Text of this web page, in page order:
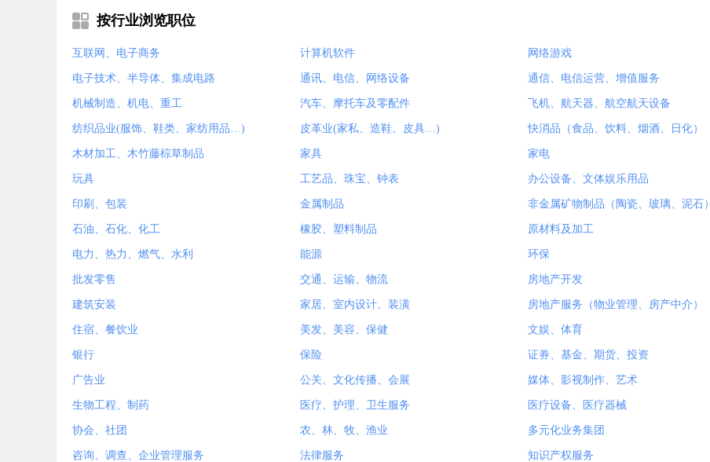
按行业浏览职位
互联网、电子商务 计算机软件 网络游戏
电子技术、半导体、集成电路 通讯、电信、网络设备 通信、电信运营、增值服务
机械制造、机电、重工 汽车、摩托车及零配件 飞机、航天器、航空航天设备
纺织品业(服饰、鞋类、家纺用品…) 皮革业(家私、造鞋、皮具…) 快消品（食品、饮料、烟酒、日化）
木材加工、木竹藤棕草制品 家具 家电
玩具 工艺品、珠宝、钟表 办公设备、文体娱乐用品
印刷、包装 金属制品 非金属矿物制品（陶瓷、玻璃、泥石）
石油、石化、化工 橡胶、塑料制品 原材料及加工
电力、热力、燃气、水利 能源 环保
批发零售 交通、运输、物流 房地产开发
建筑安装 家居、室内设计、装潢 房地产服务（物业管理、房产中介）
住宿、餐饮业 美发、美容、保健 文娱、体育
银行 保险 证券、基金、期货、投资
广告业 公关、文化传播、会展 媒体、影视制作、艺术
生物工程、制药 医疗、护理、卫生服务 医疗设备、医疗器械
协会、社团 农、林、牧、渔业 多元化业务集团
咨询、调查、企业管理服务 法律服务 知识产权服务